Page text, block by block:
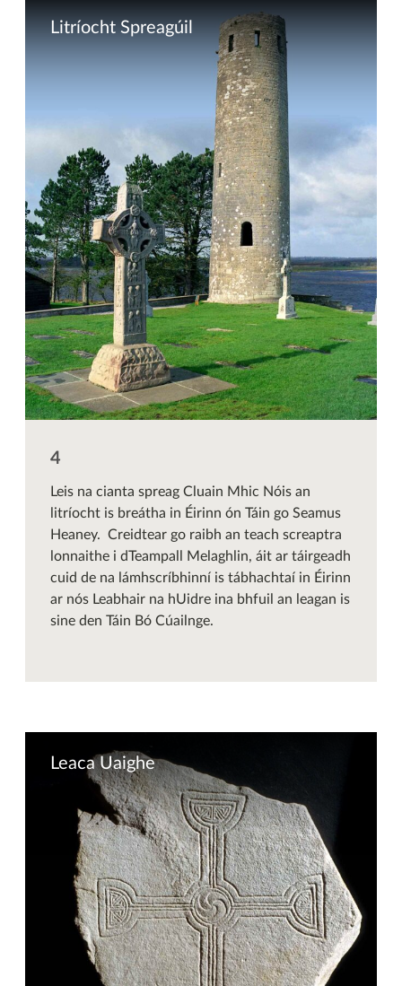
Litríocht Spreagúil
Leis na cianta spreag Cluain Mhic Nóis an
litríocht is breátha in Éirinn ón Táin go Seamus
Heaney. Creidtear go raibh an teach screaptra
lonnaithe i dTeampall Melaghlin, áit ar táirgeadh
cuid de na lámhscríbhinní is tábhachtaí in Éirinn
ar nós Leabhair na hUidre ina bhfuil an leagan is
sine den Táin Bó Cúailnge.
Leaca Uaighe